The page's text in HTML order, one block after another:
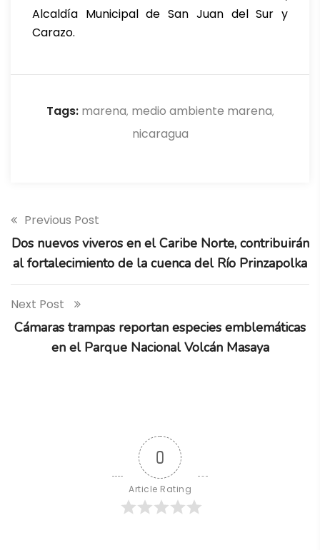
Alcaldía Municipal de San Juan del Sur y
Carazo.
Tags: marena, medio ambiente marena,
nicaragua
Previous Post
Dos nuevos viveros en el Caribe Norte, contribuirán
al fortalecimiento de la cuenca del Río Prinzapolka
Next Post
Cámaras trampas reportan especies emblemáticas
en el Parque Nacional Volcán Masaya
0
Article Rating